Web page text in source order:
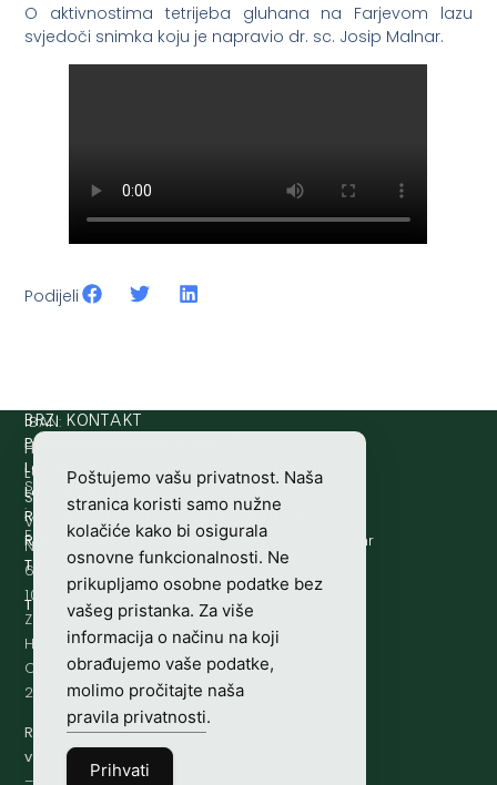
O aktivnostima tetrijeba gluhana na Farjevom lazu
svjedoči snimka koju je napravio dr. sc. Josip Malnar.
Podijeli
HRVATSKI
LOVAČKI
SAVEZ
Vladimira
Nazora
63
10000
Zagreb,
Hrvatska
OIB-
28817560444
Radno
vrijeme:
IBAN:
HR8124020061100501497
SWIFT/BIC
:
ESBCHR22
BRZI KONTAKT
Prijava štete:
Lovne iskaznice:
rh.moc.slh
@acinzaksi
Lovno osposobljavanje:
rh.ude-slh
@ofni
Redakcija/ digitalni mediji:@aidem
Računovodstvo:
rh.moc.slh
@ovtsdovonucar
Tajništvo:
rh.sl
@slh
Telefon: +385 (0)1 48 34 560
Poštujemo vašu privatnost. Naša
stranica koristi samo nužne
kolačiće kako bi osigurala
osnovne funkcionalnosti. Ne
prikupljamo osobne podatke bez
vašeg pristanka. Za više
informacija o načinu na koji
obrađujemo vaše podatke,
molimo pročitajte naša
pravila privatnosti.
Prihvati